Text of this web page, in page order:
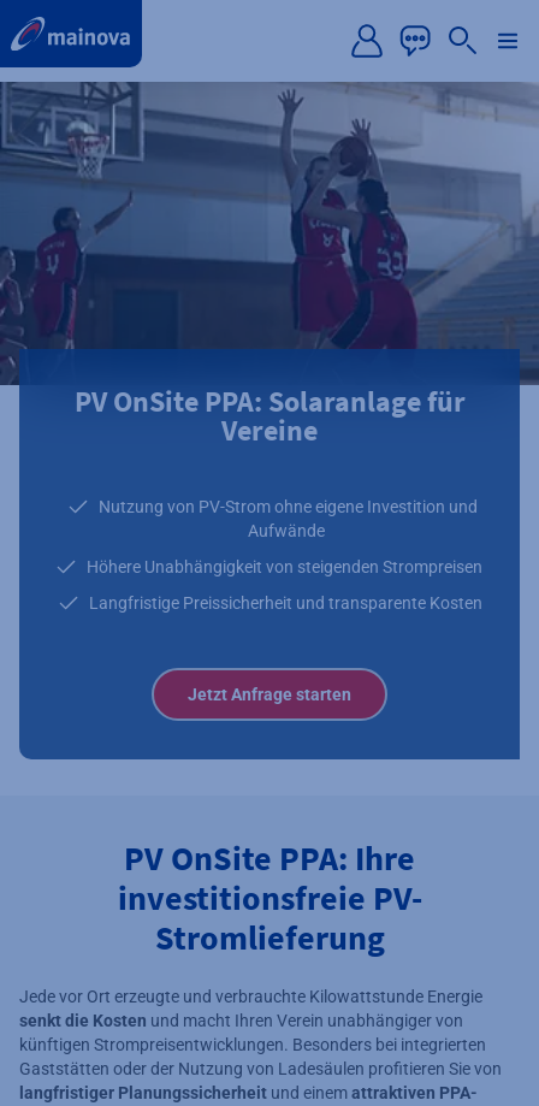
PV OnSite PPA: Solaranlage für
Vereine
Nutzung von PV-Strom ohne eigene Investition und
Aufwände
Höhere Unabhängigkeit von steigenden Strompreisen
Langfristige Preissicherheit und transparente Kosten
Jetzt Anfrage starten
PV OnSite PPA: Ihre
investitionsfreie PV-
Stromlieferung
Jede vor Ort erzeugte und verbrauchte Kilowattstunde Energie
senkt die Kosten und macht Ihren Verein unabhängiger von
künftigen Strompreisentwicklungen. Besonders bei integrierten
Gaststätten oder der Nutzung von Ladesäulen profitieren Sie von
langfristiger Planungssicherheit und einemattraktiven PPA-